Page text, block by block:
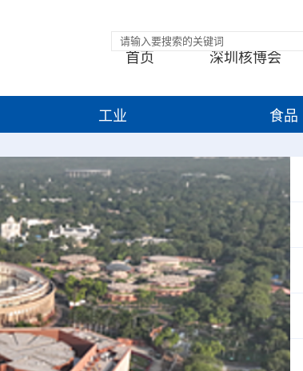
首页 深圳核博会
工业 食品